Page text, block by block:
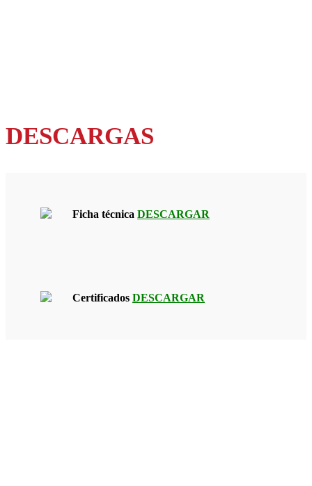
DESCARGAS
Ficha técnica DESCARGAR
Certificados DESCARGAR